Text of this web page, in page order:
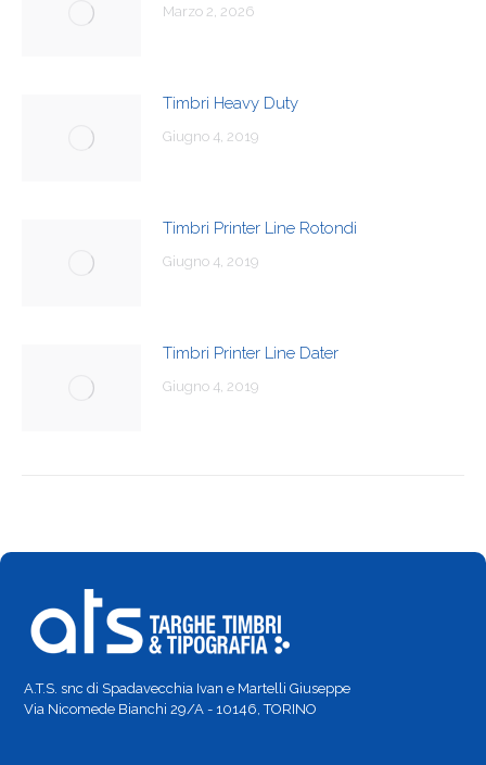
Marzo 2, 2026
Timbri Heavy Duty
Giugno 4, 2019
Timbri Printer Line Rotondi
Giugno 4, 2019
Timbri Printer Line Dater
Giugno 4, 2019
A.T.S. snc di Spadavecchia Ivan e Martelli Giuseppe
Via Nicomede Bianchi 29/A - 10146, TORINO